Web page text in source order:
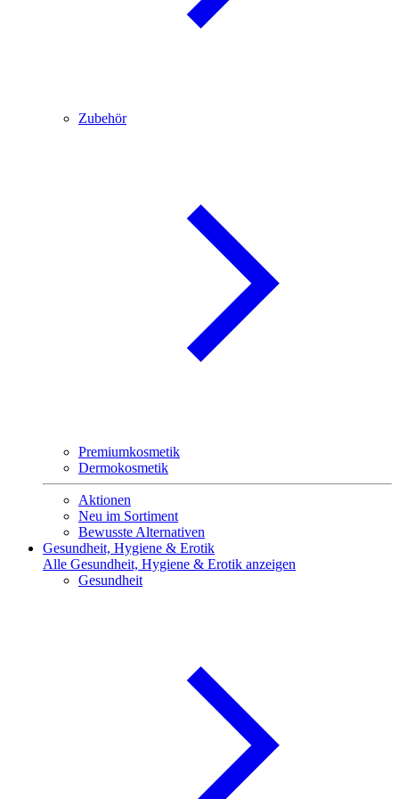
Zubehör
Premiumkosmetik
Dermokosmetik
Aktionen
Neu im Sortiment
Bewusste Alternativen
Gesundheit, Hygiene & Erotik
Alle Gesundheit, Hygiene & Erotik anzeigen
Gesundheit